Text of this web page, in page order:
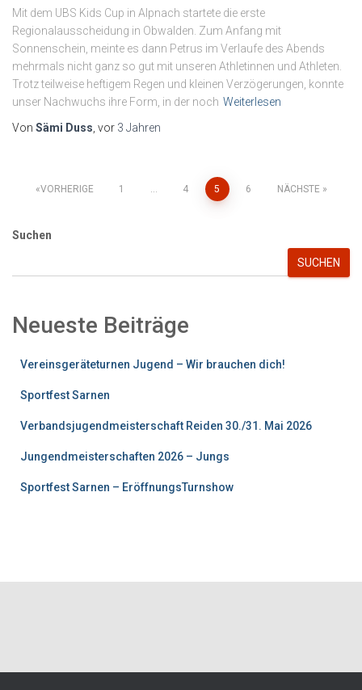
Mit dem UBS Kids Cup in Alpnach startete die erste
Regionalausscheidung in Obwalden. Zum Anfang mit
Sonnenschein, meinte es dann Petrus im Verlaufe des Abends
mehrmals nicht ganz so gut mit unseren Athletinnen und Athleten.
Trotz teilweise heftigem Regen und kleinen Verzögerungen, konnte
unser Nachwuchs ihre Form, in der noch Weiterlesen
Von Sämi Duss, vor 3 Jahren
Seitennummerierung
der
VORHERIGE 1 … 4 5 6 NÄCHSTE
Suchen
SUCHEN
Neueste Beiträge
Vereinsgeräteturnen Jugend – Wir brauchen dich!
Sportfest Sarnen
Verbandsjugendmeisterschaft Reiden 30./31. Mai 2026
Jungendmeisterschaften 2026 – Jungs
Sportfest Sarnen – EröffnungsTurnshow